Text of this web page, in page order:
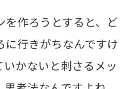
作ろうとすると、ど
に行きがちなんですけ
かないと刺さるメッ